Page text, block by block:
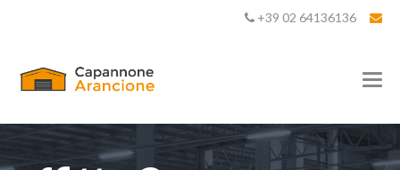
T
l
e
+39 02 64136136